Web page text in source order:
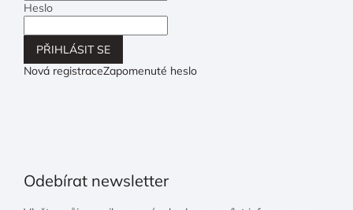
Heslo
PŘIHLÁSIT SE
Nová registraceZapomenuté heslo
Odebírat newsletter